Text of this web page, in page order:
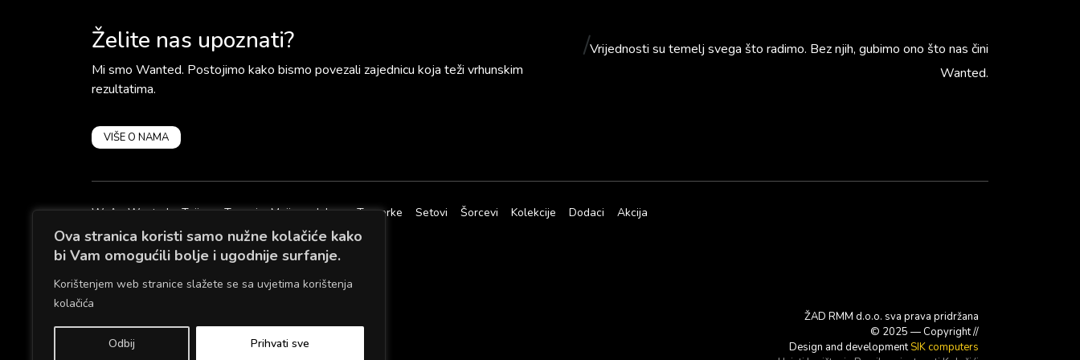
Ova stranica koristi samo nužne kolačiće kako
bi Vam omogućili bolje i ugodnije surfanje.
Korištenjem web stranice slažete se sa uvjetima korištenja
kolačića
Odbij Prihvati sve
Želite nas upoznati?
Mi smo Wanted. Postojimo kako bismo povezali zajednicu koja teži vrhunskim
rezultatima.
VIŠE O NAMA
/Vrijednosti su temelj svega što radimo. Bez njih, gubimo ono što nas čini
Wanted.
WeAreWanted Tajice Topovi Majice Jakne Trenerke Setovi Šorcevi Kolekcije Dodaci Akcija
KONTAKTIRAJTE NAS
info@wearewanted.eu
RADNO VRIJEME
0-24
ŽAD RMM d.o.o. sva prava pridržana
© 2025 — Copyright //
Design and developmentSIK computers